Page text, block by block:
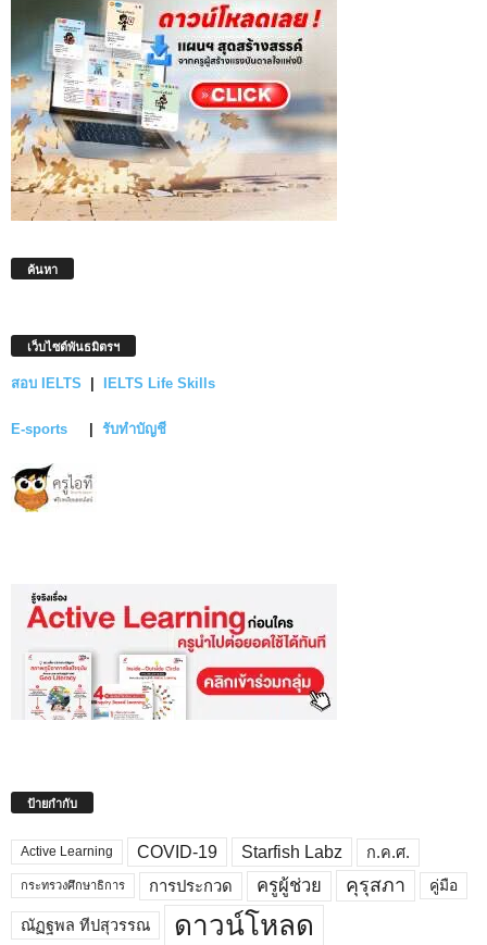
ค้นหา
เว็บไซต์พันธมิตรฯ
สอบ IELTS IELTS Life Skills
E-sports รับทำบัญชี
ป้ายกำกับ
Active Learning COVID-19 Starfish Labz ก.ค.ศ.
กระทรวงศึกษาธิการ การประกวด ครูผู้ช่วย คุรุสภา คู่มือ
ณัฏฐพล ทีปสุวรรณ ดาวน์โหลด